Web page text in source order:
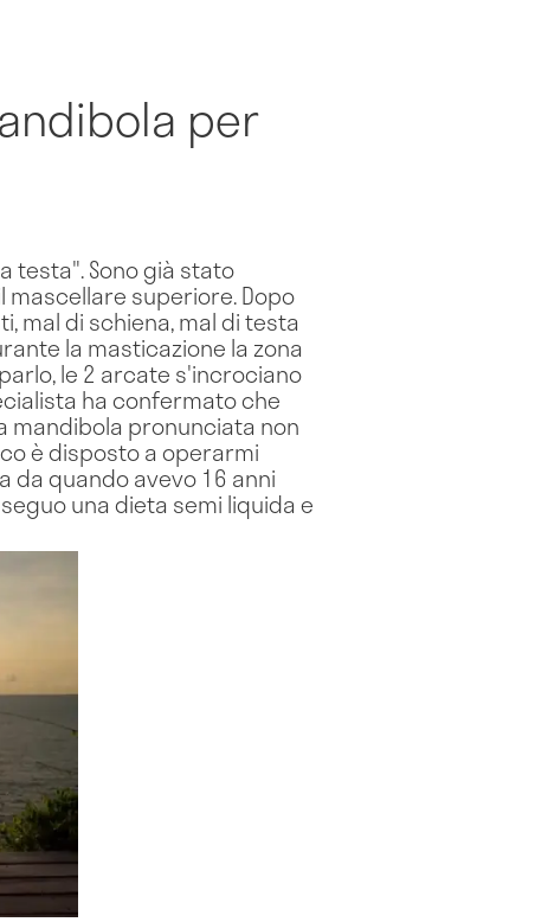
per
testa". Sono già stato
superiore. Dopo
mal di schiena, mal di testa
la masticazione la zona
le 2 arcate s'incrociano
ha confermato che
mandibola pronunciata non
è disposto a operarmi
da quando avevo 16 anni
una dieta semi liquida e